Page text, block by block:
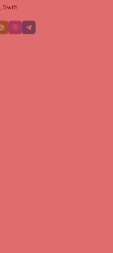
, Swift